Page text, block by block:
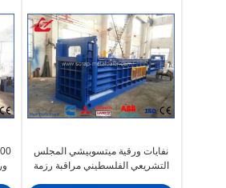
نفايات ورقية ميتسوبيشي المجلس
التشريعي الفلسطيني مراقبة رزمة